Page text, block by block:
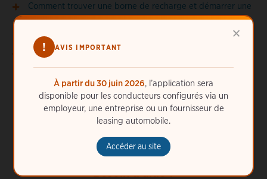
×
! AVIS IMPORTANT
À partir du 30 juin 2026, l’application sera
disponible pour les conducteurs configurés via un
employeur, une entreprise ou un fournisseur de
leasing automobile.
Accéder au site
Comment trouver une borne de recharge et démarrer une
session de recharge avec mon véhicule électrique de
Les bornes ChargePoint proposent-elles un connecteur
NACS ?
Besoin d'aide ?